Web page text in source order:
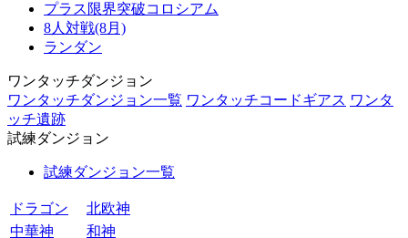
プラス限界突破コロシアム
8人対戦(8月)
ランダン
ワンタッチダンジョン
ワンタッチダンジョン一覧 ワンタッチコードギアス ワンタ
ッチ遺跡
試練ダンジョン
試練ダンジョン一覧
ドラゴン
北欧神
中華神
和神